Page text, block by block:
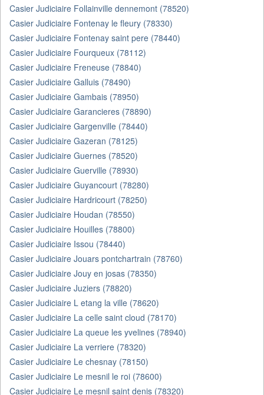
Casier Judiciaire Follainville dennemont (78520)
Casier Judiciaire Fontenay le fleury (78330)
Casier Judiciaire Fontenay saint pere (78440)
Casier Judiciaire Fourqueux (78112)
Casier Judiciaire Freneuse (78840)
Casier Judiciaire Galluis (78490)
Casier Judiciaire Gambais (78950)
Casier Judiciaire Garancieres (78890)
Casier Judiciaire Gargenville (78440)
Casier Judiciaire Gazeran (78125)
Casier Judiciaire Guernes (78520)
Casier Judiciaire Guerville (78930)
Casier Judiciaire Guyancourt (78280)
Casier Judiciaire Hardricourt (78250)
Casier Judiciaire Houdan (78550)
Casier Judiciaire Houilles (78800)
Casier Judiciaire Issou (78440)
Casier Judiciaire Jouars pontchartrain (78760)
Casier Judiciaire Jouy en josas (78350)
Casier Judiciaire Juziers (78820)
Casier Judiciaire L etang la ville (78620)
Casier Judiciaire La celle saint cloud (78170)
Casier Judiciaire La queue les yvelines (78940)
Casier Judiciaire La verriere (78320)
Casier Judiciaire Le chesnay (78150)
Casier Judiciaire Le mesnil le roi (78600)
Casier Judiciaire Le mesnil saint denis (78320)